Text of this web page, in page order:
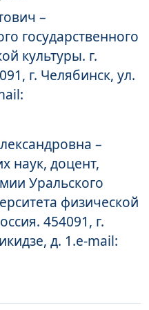
–
государственного
культуры. г.
г. Челябинск, ул.
–
наук, доцент,
Уральского
физической
454091, г.
д. 1.e-mail: